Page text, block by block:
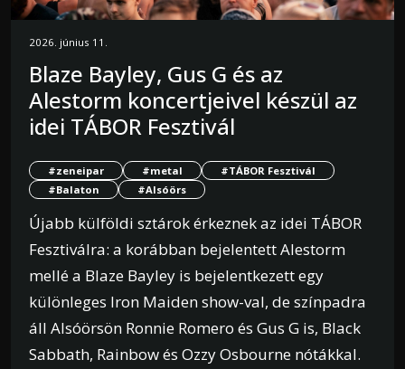
2026. június 11.
Blaze Bayley, Gus G és az
Alestorm koncertjeivel készül az
idei TÁBOR Fesztivál
#zeneipar #metal
#TÁBOR Fesztivál
#Balaton
#Alsóörs
Újabb külföldi sztárok érkeznek az idei TÁBOR
Fesztiválra: a korábban bejelentett Alestorm
mellé a Blaze Bayley is bejelentkezett egy
különleges Iron Maiden show-val, de színpadra
áll Alsóörsön Ronnie Romero és Gus G is, Black
Sabbath, Rainbow és Ozzy Osbourne nótákkal.